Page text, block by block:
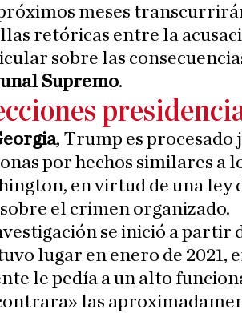
meses
retóricas entre la
sobre las
Supremo.
, Trump es procesado
por hechos similares a
en virtud de una ley
el crimen organizado.
se inició a partir
lugar en enero de 2021,
le pedía a un alto
las